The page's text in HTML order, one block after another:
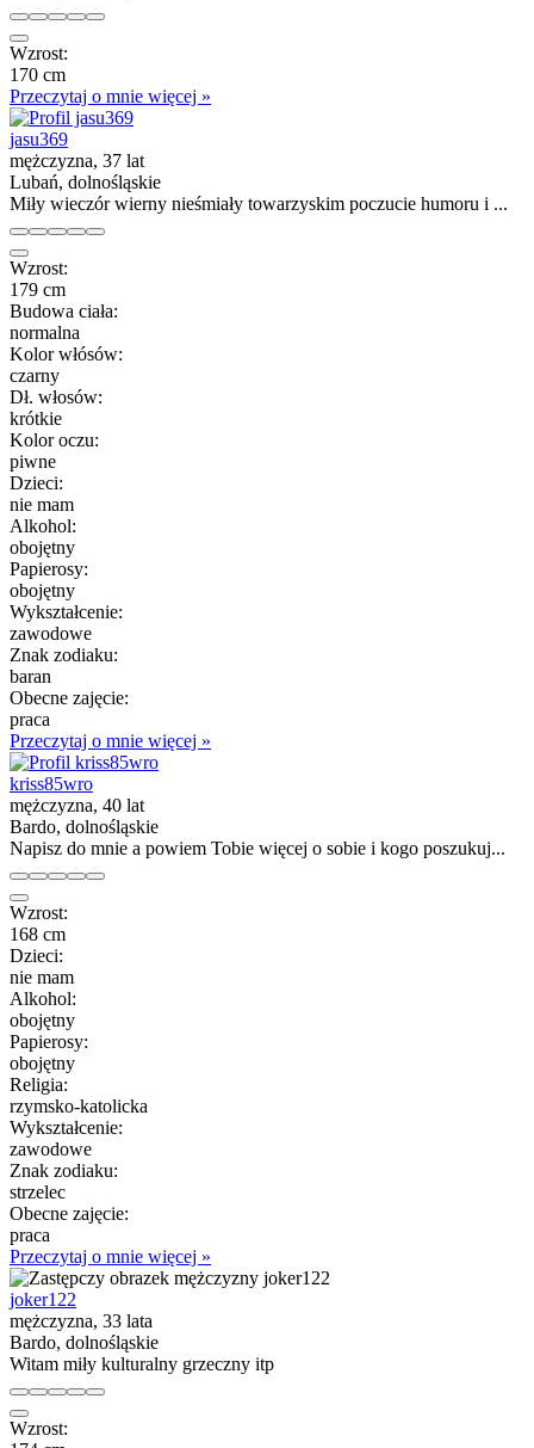
Wzrost:
170 cm
Przeczytaj o mnie więcej »
jasu369
mężczyzna, 37 lat
Lubań, dolnośląskie
Miły wieczór wierny nieśmiały towarzyskim poczucie humoru i ...
Wzrost:
179 cm
Budowa ciała:
normalna
Kolor włósów:
czarny
Dł. włosów:
krótkie
Kolor oczu:
piwne
Dzieci:
nie mam
Alkohol:
obojętny
Papierosy:
obojętny
Wykształcenie:
zawodowe
Znak zodiaku:
baran
Obecne zajęcie:
praca
Przeczytaj o mnie więcej »
kriss85wro
mężczyzna, 40 lat
Bardo, dolnośląskie
Napisz do mnie a powiem Tobie więcej o sobie i kogo poszukuj...
Wzrost:
168 cm
Dzieci:
nie mam
Alkohol:
obojętny
Papierosy:
obojętny
Religia:
rzymsko-katolicka
Wykształcenie:
zawodowe
Znak zodiaku:
strzelec
Obecne zajęcie:
praca
Przeczytaj o mnie więcej »
joker122
mężczyzna, 33 lata
Bardo, dolnośląskie
Witam miły kulturalny grzeczny itp
Wzrost: